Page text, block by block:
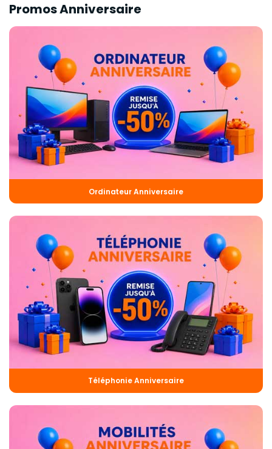
Promos Anniversaire
Ordinateur Anniversaire
Téléphonie Anniversaire